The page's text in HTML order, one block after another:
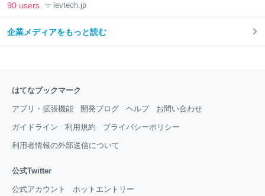
90 users levtech.jp
企業メディアをもっと読む
はてなブックマーク
アプリ・拡張機能 開発ブログ ヘルプ お問い合わせ
ガイドライン 利用規約 プライバシーポリシー
利用者情報の外部送信について
公式Twitter
公式アカウント ホットエントリー